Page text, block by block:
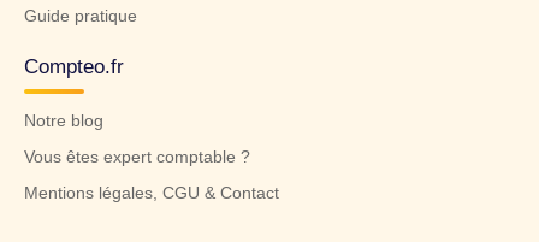
Guide pratique
Compteo.fr
Notre blog
Vous êtes expert comptable ?
Mentions légales, CGU & Contact